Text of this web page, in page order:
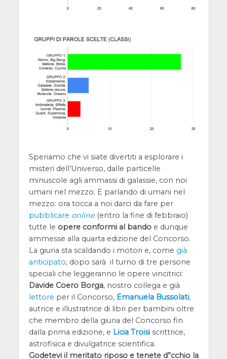
Speriamo che vi siate divertiti a esplorare i
misteri dell’Universo, dalle particelle
minuscole agli ammassi di galassie, con noi
umani nel mezzo. E parlando di umani nel
mezzo: ora tocca a noi darci da fare per
pubblicare online(entro la fine di febbraio)
tutte le opere conformi al bandoe dunque
ammesse alla quarta edizione del Concorso.
La giuria sta scaldando i motori e, come già
anticipato, dopo sarà il turno di tre persone
speciali che leggeranno le opere vincitrici:
Davide Coero Borga, nostro collega e già
lettore per il Concorso, Emanuela Bussolati,
autrice e illustratrice di libri per bambini oltre
che membro della giuria del Concorso fin
dalla prima edizione, e Licia Troisiscrittrice,
astrofisica e divulgatrice scientifica.
Godetevi il meritato riposo e tenete d”cchio la